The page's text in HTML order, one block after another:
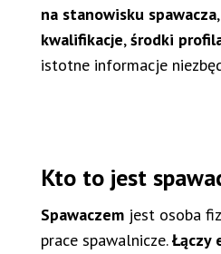
na stanowisku spawacza
kwalifikacje,środki
istotne informacje
Kto to jest
Spawaczem jest osoba
prace spawalnicze.Łączy